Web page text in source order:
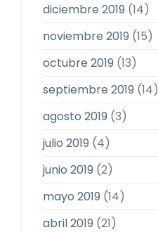
diciembre 2019 (14)
noviembre 2019 (15)
octubre 2019 (13)
septiembre 2019 (14)
agosto 2019 (3)
julio 2019 (4)
junio 2019 (2)
mayo 2019 (14)
abril 2019 (21)